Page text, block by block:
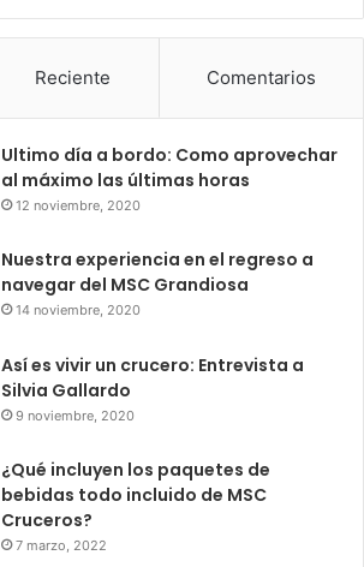
Reciente Comentarios
Ultimo día a bordo: Como aprovechar
al máximo las últimas horas
12 noviembre, 2020
Nuestra experiencia en el regreso a
navegar del MSC Grandiosa
14 noviembre, 2020
Así es vivir un crucero: Entrevista a
Silvia Gallardo
9 noviembre, 2020
¿Qué incluyen los paquetes de
bebidas todo incluido de MSC
Cruceros?
7 marzo, 2022